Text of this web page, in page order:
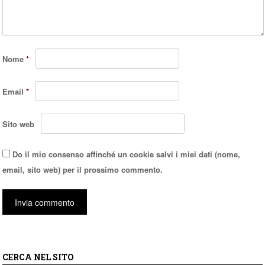
Nome*
Email*
Sito web
Do il mio consenso affinché un cookie salvi i miei dati (nome,
email, sito web) per il prossimo commento.
CERCA NEL SITO